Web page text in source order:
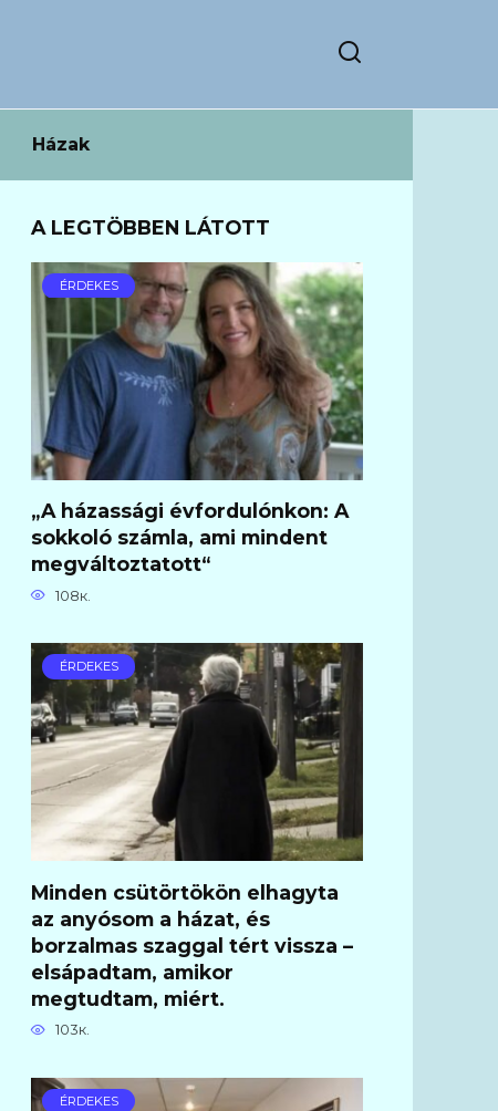
Házak
A LEGTÖBBEN LÁTOTT
ÉRDEKES
„A házassági évfordulónkon: A
sokkoló számla, ami mindent
megváltoztatott“
108к.
ÉRDEKES
Minden csütörtökön elhagyta
az anyósom a házat, és
borzalmas szaggal tért vissza –
elsápadtam, amikor
megtudtam, miért.
103к.
ÉRDEKES